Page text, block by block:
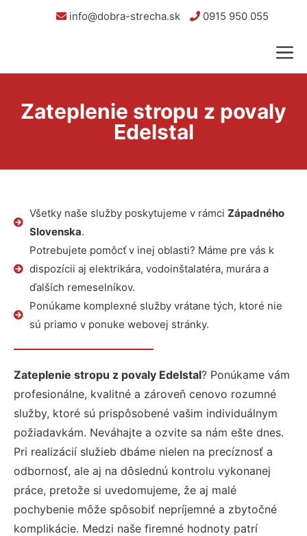
info@dobra-strecha.sk 0915 950 055
Zateplenie stropu z povaly
Edelstal
Všetky naše služby poskytujeme v rámci Západného
Slovenska.
Potrebujete pomôcť v inej oblasti? Máme pre vás k
dispozícii aj elektrikára, vodoinštalatéra, murára a
ďalších remeselníkov.
Ponúkame komplexné služby vrátane tých, ktoré nie
sú priamo v ponuke webovej stránky.
Zateplenie stropu z povaly Edelstal? Ponúkame vám
profesionálne, kvalitné a zároveň cenovo rozumné
služby, ktoré sú prispôsobené vašim individuálnym
požiadavkám. Neváhajte a ozvite sa nám ešte dnes.
Pri realizácií služieb dbáme nielen na precíznosť a
odbornosť, ale aj na dôslednú kontrolu vykonanej
práce, pretože si uvedomujeme, že aj malé
pochybenie môže spôsobiť nepríjemné a zbytočné
komplikácie. Medzi naše firemné hodnoty patrí